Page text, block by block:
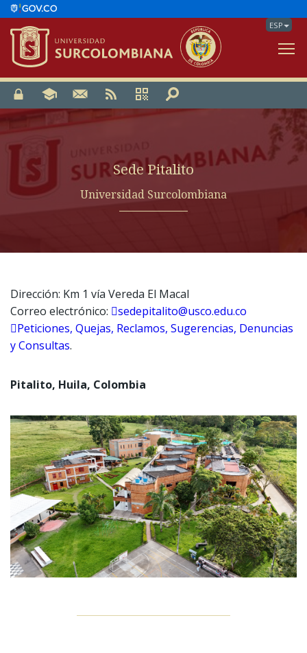
ESP
Sede Pitalito
Universidad Surcolombiana
Dirección: Km 1 vía Vereda El Macal
Correo electrónico:
sedepitalito@usco.edu.co
Peticiones, Quejas, Reclamos, Sugerencias, Denuncias
y Consultas.
Pitalito, Huila, Colombia